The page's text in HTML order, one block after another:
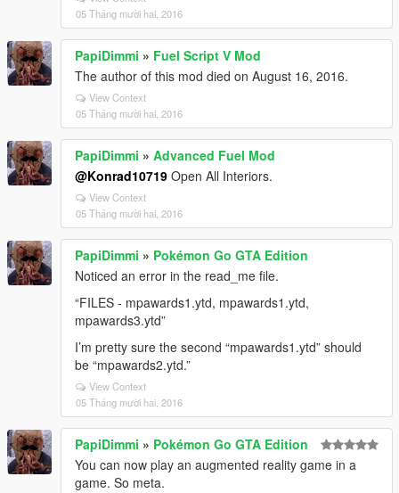
05 Tháng mười hai, 2016
PapiDimmi » Fuel Script V Mod
The author of this mod died on August 16, 2016.
View Context
05 Tháng mười hai, 2016
PapiDimmi » Advanced Fuel Mod
@Konrad10719 Open All Interiors.
View Context
05 Tháng mười hai, 2016
PapiDimmi » Pokémon Go GTA Edition
Noticed an error in the read_me file.
“FILES - mpawards1.ytd, mpawards1.ytd,
mpawards3.ytd”
I’m pretty sure the second “mpawards1.ytd” should
be “mpawards2.ytd.”
View Context
05 Tháng mười hai, 2016
PapiDimmi » Pokémon Go GTA Edition
You can now play an augmented reality game in a
game. So meta.